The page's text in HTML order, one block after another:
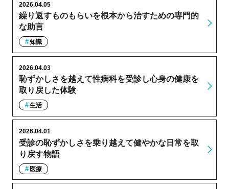
繰り返すものもらいを根本から治すための専門的
な助言
2026.04.05
知識
恥ずかしさを越えて性病科を受診し心身の健康を
取り戻した体験
2026.04.03
生活
受診の恥ずかしさを乗り越えて健やかな日常を取
り戻す物語
2026.04.01
医療